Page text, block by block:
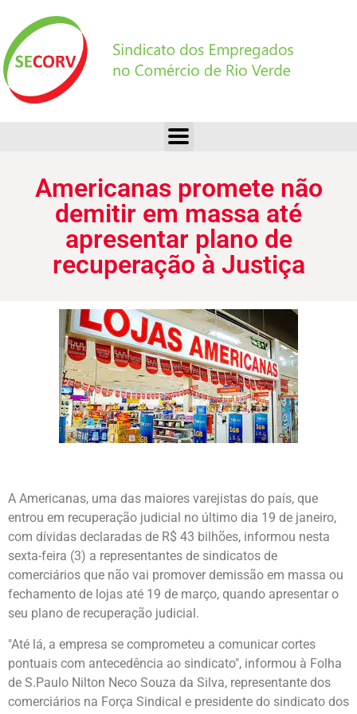
Americanas promete não
demitir em massa até
apresentar plano de
recuperação à Justiça
A Americanas, uma das maiores varejistas do país, que
entrou em recuperação judicial no último dia 19 de janeiro,
com dívidas declaradas de R$ 43 bilhões, informou nesta
sexta-feira (3) a representantes de sindicatos de
comerciários que não vai promover demissão em massa ou
fechamento de lojas até 19 de março, quando apresentar o
seu plano de recuperação judicial.
"Até lá, a empresa se comprometeu a comunicar cortes
pontuais com antecedência ao sindicato", informou à Folha
de S.Paulo Nilton Neco Souza da Silva, representante dos
comerciários na Força Sindical e presidente do sindicato dos